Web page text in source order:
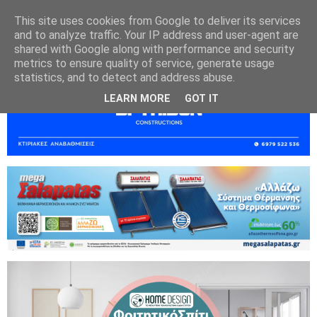
This site uses cookies from Google to deliver its services
and to analyze traffic. Your IP address and user-agent are
shared with Google along with performance and security
metrics to ensure quality of service, generate usage
statistics, and to detect and address abuse.
LEARN MORE GOT IT